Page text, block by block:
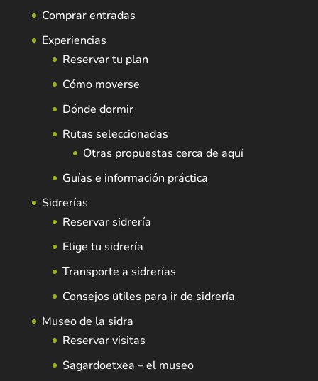
Comprar entradas
Experiencias
Reservar tu plan
Cómo moverse
Dónde dormir
Rutas seleccionadas
Otras propuestas cerca de aquí
Guías e información práctica
Sidrerías
Reservar sidrería
Elige tu sidrería
Transporte a sidrerías
Consejos útiles para ir de sidrería
Museo de la sidra
Reservar visitas
Sagardoetxea – el museo